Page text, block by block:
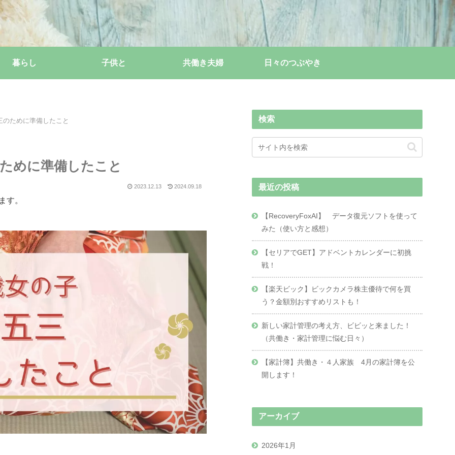
暮らし 子供と 共働き夫婦 日々のつぶやき
ために準備したこと
めに準備したこと
2023.12.13 2024.09.18
す。
検索
最近の投稿
【RecoveryFoxAI】 データ復元ソフトを使って
みた（使い方と感想）
【セリアでGET】アドベントカレンダーに初挑
戦！
【楽天ビック】ビックカメラ株主優待で何を買
う？金額別おすすめリストも！
新しい家計管理の考え方、ビビッと来ました！
（共働き・家計管理に悩む日々）
【家計簿】共働き・４人家族 4月の家計簿を公
開します！
アーカイブ
2026年1月